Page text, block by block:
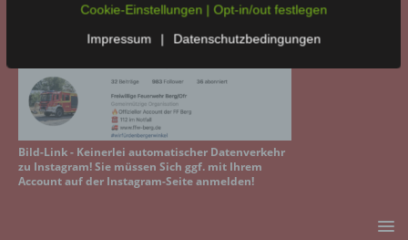
WIR BEI INSTAGRAM
Bild-Link - Keinerlei automatischer Datenverkehr
zu Instagram! Sie müssen Sich ggf. mit Ihrem
Account auf der Instagram-Seite anmelden!
Cookie-Einstellungen | Opt-in/out festlegen
Impressum | Datenschutzbedingungen